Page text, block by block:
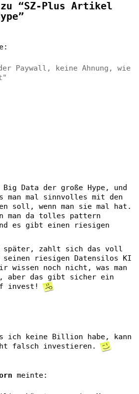
zu “SZ-Plus Artikel
Paywall, keine Ahnung, wie
Data der große Hype, und
man mal sinnvolles mit den
soll, wenn man sie mal hat.
man da tolles pattern
es gibt einen riesigen
später, zahlt sich das voll
seinen riesigen Datensilos KI
wissen noch nicht, was man
aber das gibt sicher ein
invest!
ich keine Billion habe, kann
falsch investieren.
meinte: